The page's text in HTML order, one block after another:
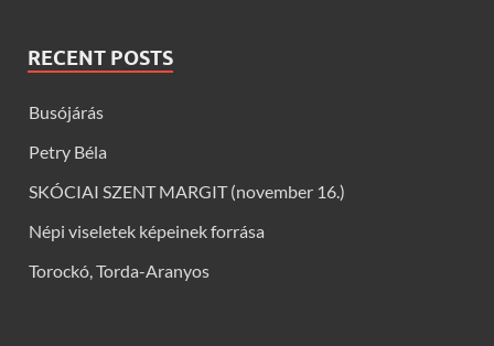
RECENT POSTS
Busójárás
Petry Béla
SKÓCIAI SZENT MARGIT (november 16.)
Népi viseletek képeinek forrása
Torockó, Torda-Aranyos